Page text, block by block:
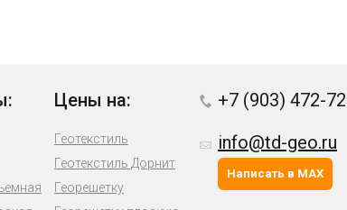
Цены на:
Геотекстиль
Геотекстиль Дорнит
Георешетку
+7 (903) 472-
info@td-geo.ru
Написать в MAX